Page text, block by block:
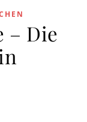
– Die